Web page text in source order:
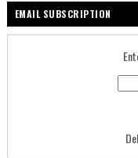
EMAIL SUBSCRIPTION